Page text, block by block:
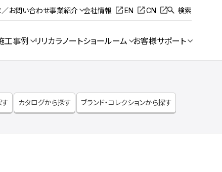
／お問い合わせ事業紹介 会社情報 EN CN 検索
工事例 リリカラノートショールーム お客様サポート
す カタログから探す ブランド・コレクションから探す